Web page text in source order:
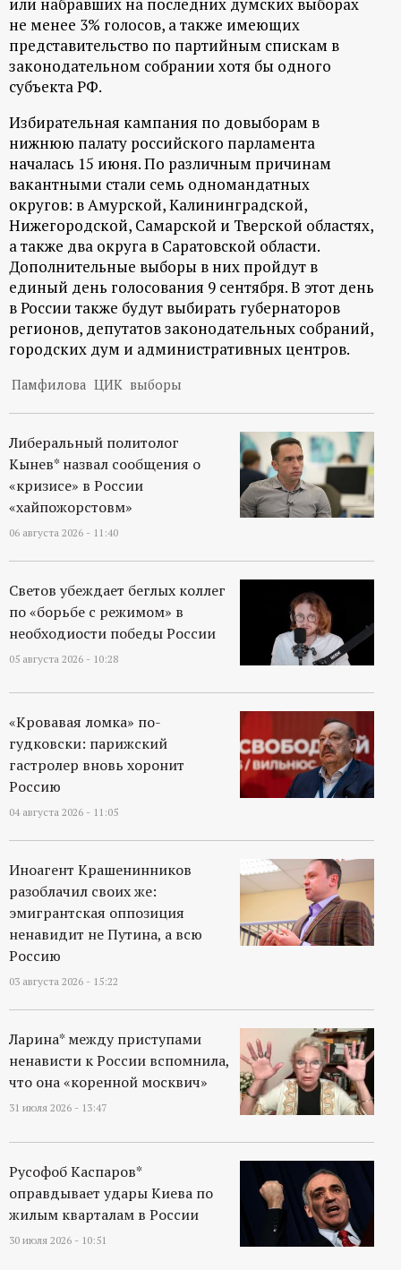
о
р
т
а
л
не менее 3% голосов, а также имеющих
представительство по партийным спискам в
законодательном собрании хотя бы одного
субъекта РФ.
Избирательная кампания по довыборам в
нижнюю палату российского парламента
началась 15 июня. По различным причинам
вакантными стали семь одномандатных
округов: в Амурской, Калининградской,
Нижегородской, Самарской и Тверской областях,
а также два округа в Саратовской области.
Дополнительные выборы в них пройдут в
единый день голосования 9 сентября. В этот день
в России также будут выбирать губернаторов
регионов, депутатов законодательных собраний,
городских дум и административных центров.
Памфилова ЦИК выборы
Либеральный политолог
Кынев* назвал сообщения о
«кризисе» в России
«хайпожорстовм»
06 августа 2026 - 11:40
Светов убеждает беглых коллег
по «борьбе с режимом» в
необходиости победы России
05 августа 2026 - 10:28
«Кровавая ломка» по-
гудковски: парижский
гастролер вновь хоронит
Россию
04 августа 2026 - 11:05
Иноагент Крашенинников
разоблачил своих же:
эмигрантская оппозиция
ненавидит не Путина, а всю
Россию
03 августа 2026 - 15:22
Ларина* между приступами
ненависти к России вспомнила,
что она «коренной москвич»
31 июля 2026 - 13:47
Русофоб Каспаров*
оправдывает удары Киева по
жилым кварталам в России
30 июля 2026 - 10:51